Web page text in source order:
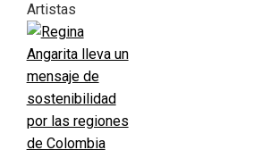
Artistas